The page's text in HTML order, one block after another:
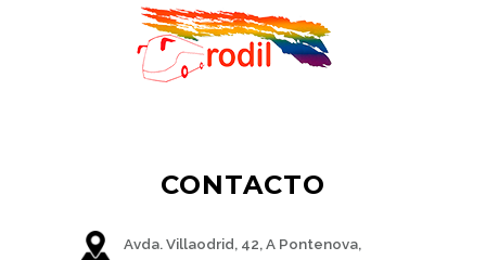
CONTACTO
Avda. Villaodrid, 42, A Pontenova,